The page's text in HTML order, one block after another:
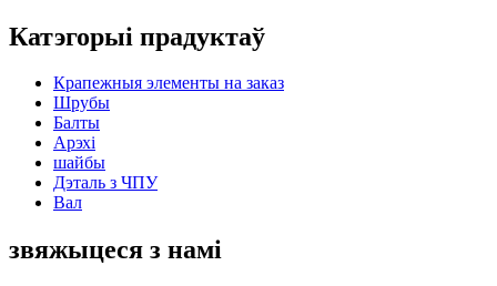
Катэгорыі прадуктаў
Крапежныя элементы на заказ
Шрубы
Балты
Арэхі
шайбы
Дэталь з ЧПУ
Вал
звяжыцеся з намі